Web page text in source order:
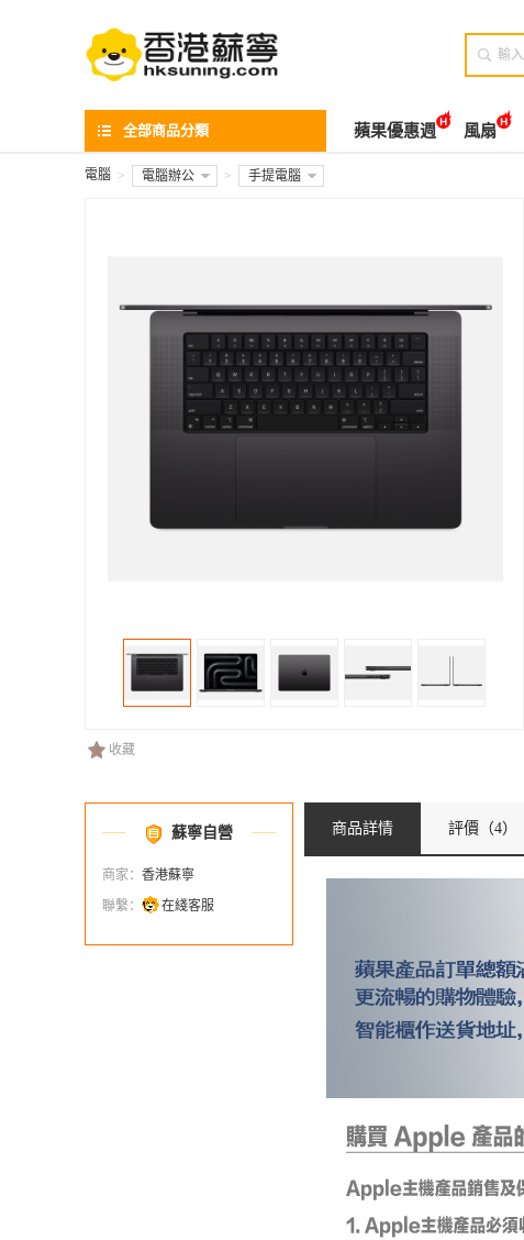

全部商品分類 蘋果優惠週 風扇
電腦 > 電腦辦公 > 手提電腦
收藏
蘇寧自營
商家： 香港蘇寧
聯繫：
在綫客服
商品詳情 評價 （4）